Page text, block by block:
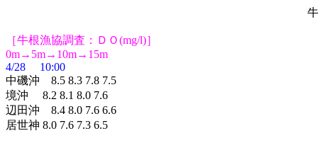
［牛根漁協調査：ＤＯ(mg/l)］
0m→5m→10m→15m
4/28 10:00
中磯沖 8.5 8.3 7.8 7.5
境沖 8.2 8.1 8.0 7.6
辺田沖 8.4 8.0 7.6 6.6
居世神 8.0 7.6 7.3 6.5